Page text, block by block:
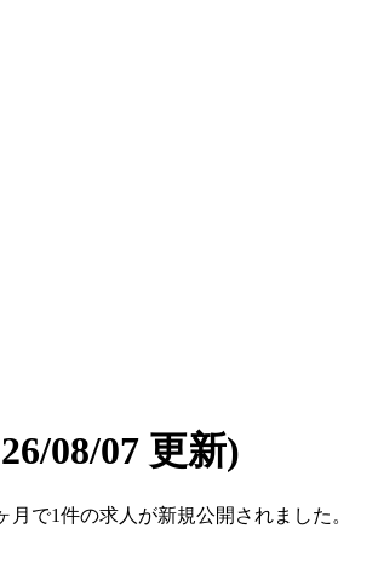
08/07 更新)
で1件の求人が新規公開されました。